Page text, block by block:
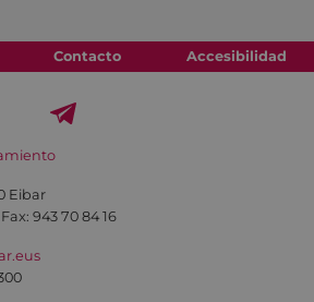
Contacto Accesibilidad
Eibar
943 70 84 16